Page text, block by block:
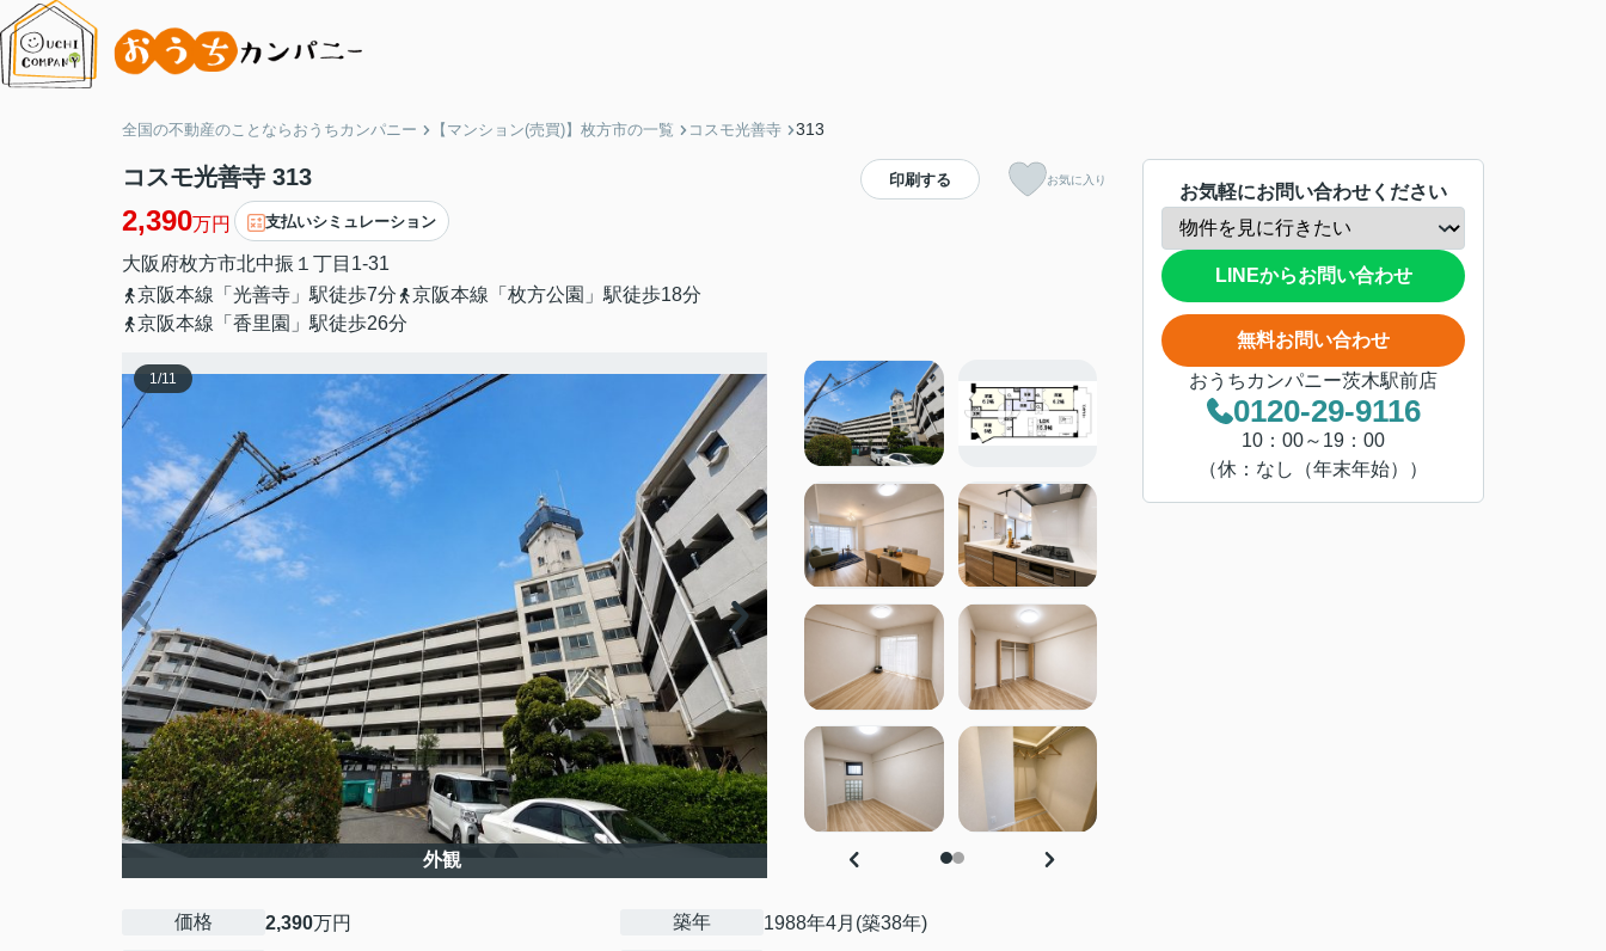
全国の不動産のことならおうちカンパニー 【マンション(売買)】枚方市の一覧 コスモ光善寺 313
コスモ光善寺 313
2,390万円 支払いシミュレーション
大阪府枚方市北中振 １丁目1-31
京阪本線「光善寺」駅徒歩7分
京阪本線「枚方公園」駅徒歩18分
京阪本線「香里園」駅徒歩26分
印刷する お気に入り
1/11
外観
価格 2,390万円
築年
1988年4月(築38年)
お気軽にお問い合わせください
LINEからお問い合わせ
無料お問い合わせ
おうちカンパニー茨木駅前店
0120-29-9116
10：00～19：00
（休：なし（年末年始））